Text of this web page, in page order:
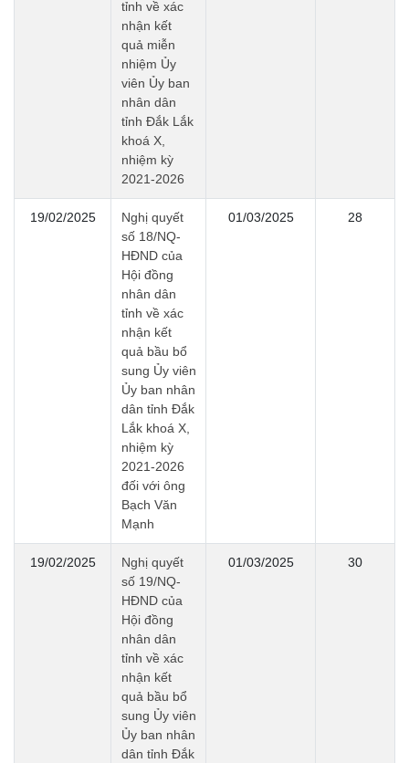
tỉnh về xác
nhận kết
quả miễn
nhiệm Ủy
viên Ủy ban
nhân dân
tỉnh Đắk Lắk
khoá X,
nhiệm kỳ
2021-2026
19/02/2025
Nghị quyết
số 18/NQ-
HĐND của
Hội đồng
nhân dân
tỉnh về xác
nhận kết
quả bầu bổ
sung Ủy viên
Ủy ban nhân
dân tỉnh Đắk
Lắk khoá X,
nhiệm kỳ
2021-2026
đối với ông
Bạch Văn
Mạnh
01/03/2025 28
19/02/2025
Nghị quyết
số 19/NQ-
HĐND của
Hội đồng
nhân dân
tỉnh về xác
nhận kết
quả bầu bổ
sung Ủy viên
Ủy ban nhân
dân tỉnh Đắk
01/03/2025 30